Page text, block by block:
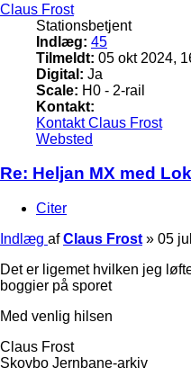
Claus Frost
Stationsbetjent
Indlæg: 45
Tilmeldt: 05 okt 2024,
Digital: Ja
Scale: H0 - 2-rail
Kontakt:
Kontakt Claus Frost
Websted
Re: Heljan MX med
Citer
Indlæg afClaus Frost » 05
Det er ligemet hvilken jeg
boggier på sporet
Med venlig hilsen
Claus Frost
Skovbo Jernbane-arkiv